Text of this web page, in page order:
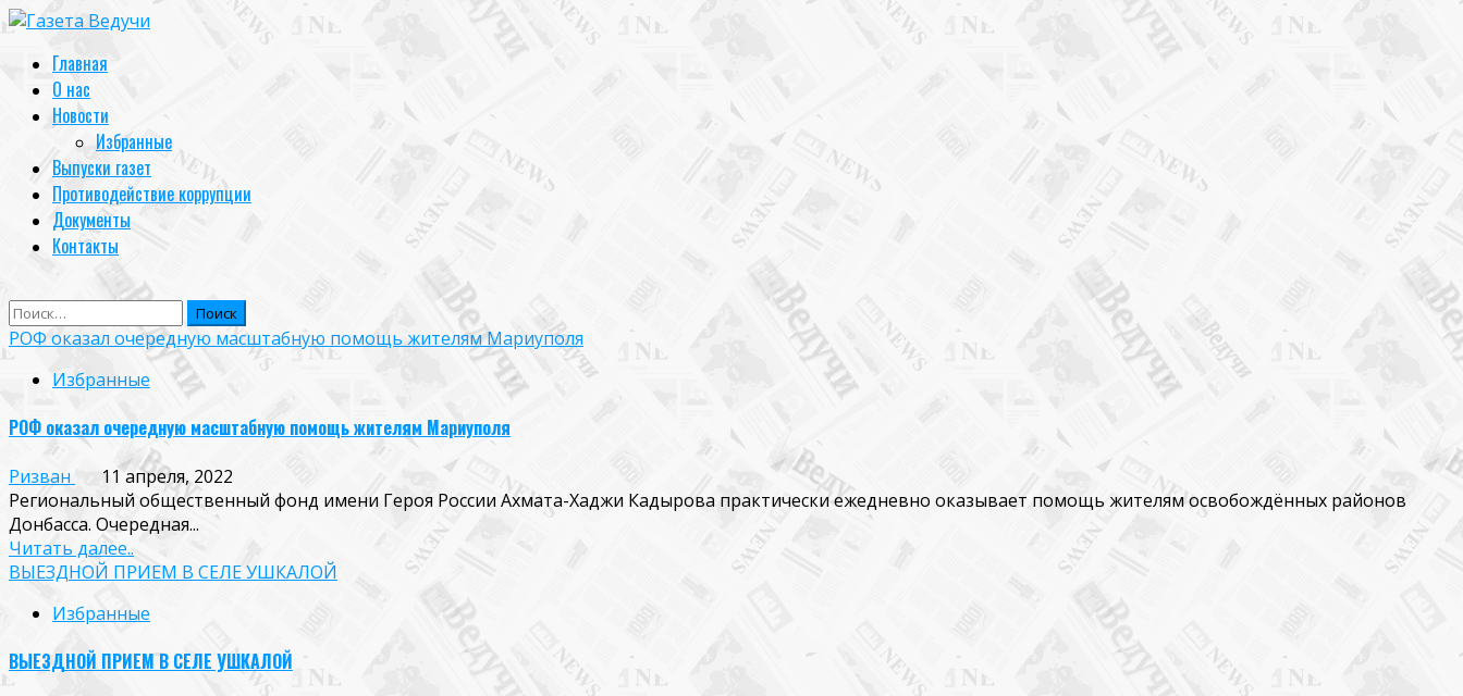
Skip
content
Primary
Menu
Главная
О нас
Новости
Избранные
Выпуски газет
Противодействие коррупции
Документы
Контакты
Найти:
РОФ оказал очередную масштабную помощь жителям Мариуполя
Избранные
РОФ оказал очередную масштабную помощь жителям Мариуполя
Ризван
11 апреля, 2022
Региональный общественный фонд имени Героя России Ахмата-Хаджи Кадырова практически ежедневно оказывает помощь жителям освобождённых районов
Донбасса. Очередная...
Читать далее..
ВЫЕЗДНОЙ ПРИЕМ В СЕЛЕ УШКАЛОЙ
Избранные
ВЫЕЗДНОЙ ПРИЕМ В СЕЛЕ УШКАЛОЙ